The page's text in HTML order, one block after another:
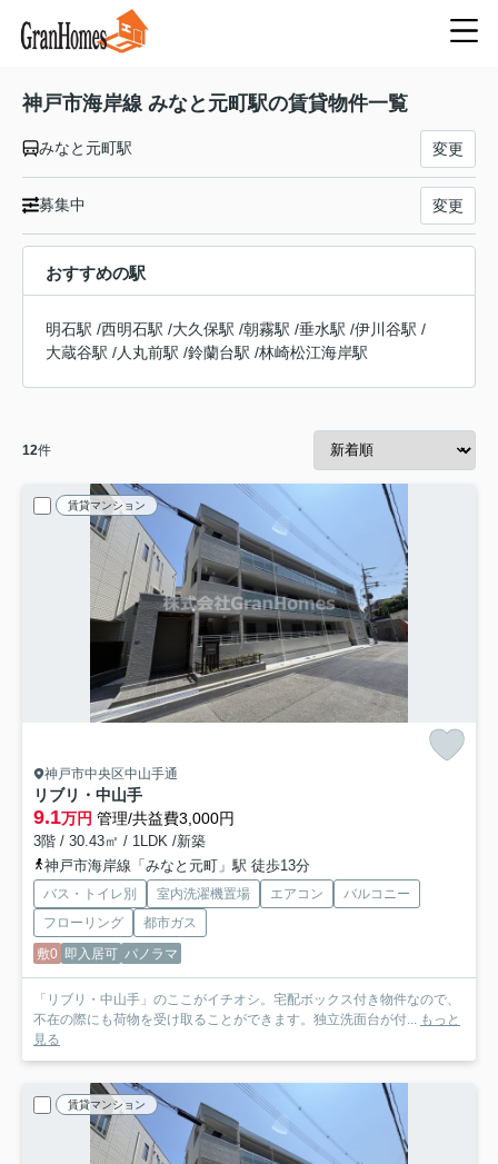
神戸市海岸線 みなと元町駅の賃貸物件一覧
みなと元町駅 変更
募集中 変更
おすすめの駅
明石駅 /西明石駅 /大久保駅 /朝霧駅 /垂水駅 /伊川谷駅 /
大蔵谷駅 /人丸前駅 /鈴蘭台駅 /林崎松江海岸駅
12件
賃貸マンション
神戸市中央区中山手通
リブリ・中山手
9.1万円 管理/共益費3,000円
3階 / 30.43㎡ / 1LDK /新築
神戸市海岸線「みなと元町」駅 徒歩13分
バス・トイレ別 室内洗濯機置場 エアコン
バルコニー
フローリング
都市ガス
敷0 即入居可 パノラマ
「リブリ・中山手」のここがイチオシ。宅配ボックス付き物件なので、
不在の際にも荷物を受け取ることができます。独立洗面台が付...
もっと
見る
賃貸マンション